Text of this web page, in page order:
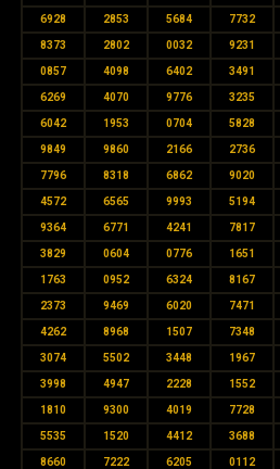
6928 2853 5684 7732
8373 2802 0032 9231
0857 4098 6402 3491
6269 4070 9776 3235
6042 1953 0704 5828
9849 9860 2166 2736
7796 8318 6862 9020
4572 6565 9993 5194
9364 6771 4241 7817
3829 0604 0776 1651
1763 0952 6324 8167
2373 9469 6020 7471
4262 8968 1507 7348
3074 5502 3448 1967
3998 4947 2228 1552
1810 9300 4019 7728
5535 1520 4412 3688
8660 7222 6205 0112